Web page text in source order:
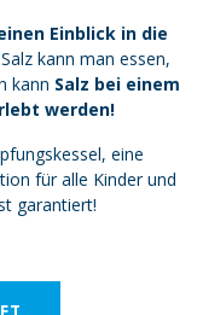
Einblick in die
kann man essen,
kann Salz bei einem
werden!
eine
für alle Kinder und
garantiert!